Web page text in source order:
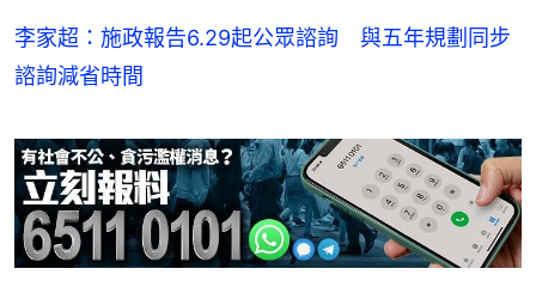
李家超：施政報告6.29起公眾諮詢 與五年規劃同步
諮詢減省時間